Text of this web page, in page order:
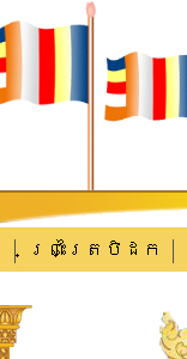
ព្រះត្រៃបិដក